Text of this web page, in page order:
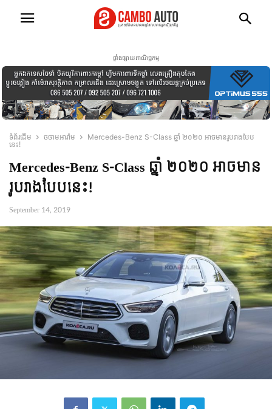
ផ្ទាំងផ្សាយពាណិជ្ជកម្ម
ទំព័រដើម ចចាមអារ៉ាម
Mercedes-Benz S-Class ឆ្នាំ ២០២០ អាចមានរូបរាងបែប
នេះ!
Mercedes-Benz S-Class ឆ្នាំ ២០២០ អាចមាន
រូបរាងបែបនេះ!
September 14, 2019